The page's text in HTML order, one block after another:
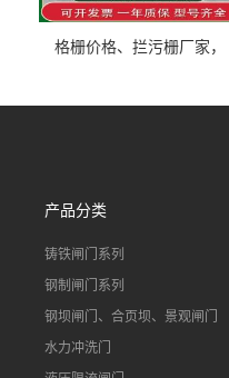
格栅价格、拦污栅厂家，
产品分类
铸铁闸门系列
钢制闸门系列
钢坝闸门、合页坝、景观闸门
水力冲洗门